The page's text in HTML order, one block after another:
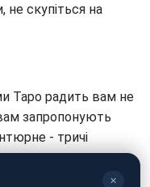
не скупіться на
Таро радить вам не
запропонують
- тричі
нове життя, а
✕